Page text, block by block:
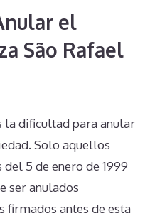
el
São Rafael
la dificultad para anular
Solo aquellos
5 de enero de 1999
ser anulados
firmados antes de esta